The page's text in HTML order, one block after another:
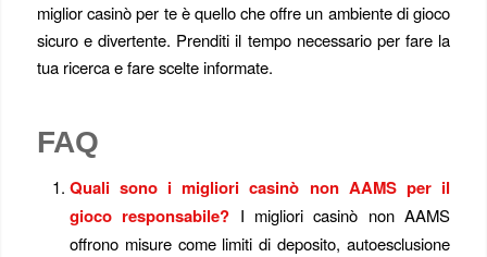
miglior casinò per te è quello che offre un ambiente di gioco
sicuro e divertente. Prenditi il tempo necessario per fare la
tua ricerca e fare scelte informate.
FAQ
Quali sono i migliori casinò non AAMS per il
gioco responsabile? I migliori casinò non AAMS
offrono misure come limiti di deposito, autoesclusione